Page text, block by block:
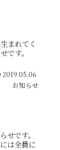
まれてく
です。
2019.05.06
お知らせ
です。
は全員に